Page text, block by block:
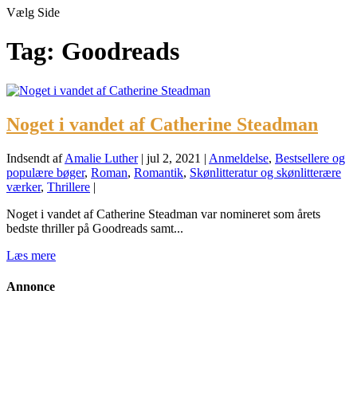
Vælg Side
Tag: Goodreads
Noget i vandet af Catherine Steadman
Indsendt afAmalie Luther| jul 2, 2021 | Anmeldelse, Bestsellere og
populære bøger, Roman, Romantik, Skønlitteratur og skønlitterære
værker, Thrillere |
Noget i vandet af Catherine Steadman var nomineret som årets
bedste thriller på Goodreads samt...
Læs mere
Annonce